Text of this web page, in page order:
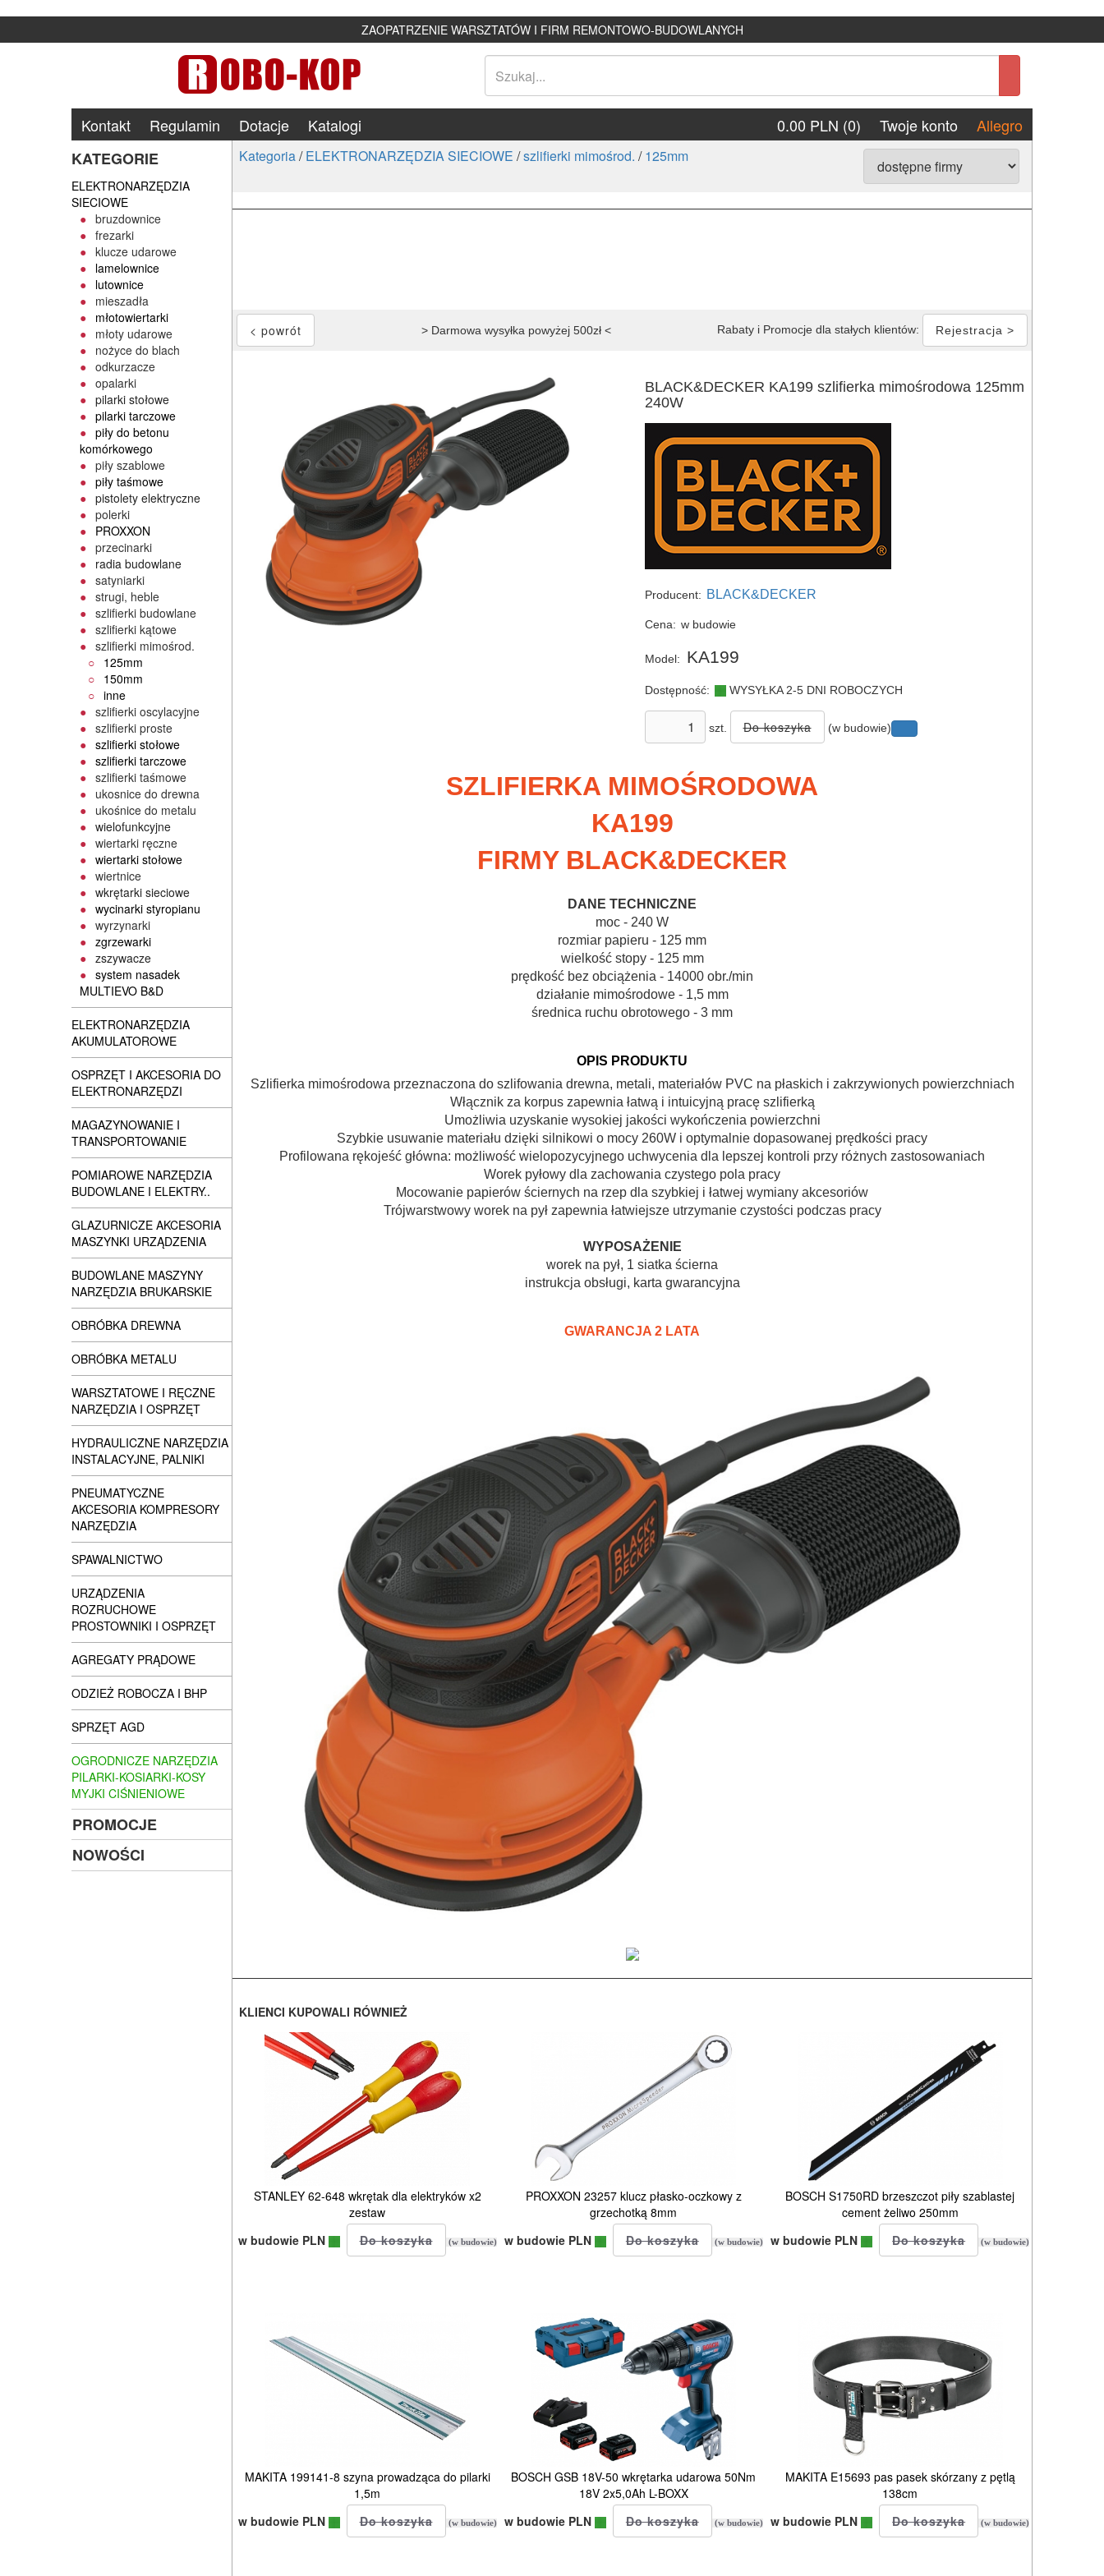
ZAOPATRZENIE WARSZTATÓW I FIRM REMONTOWO-BUDOWLANYCH
Kontakt Regulamin Dotacje Katalogi 0.00 PLN (0) Twoje konto
Allegro
KATEGORIE
ELEKTRONARZĘDZIA
SIECIOWE
bruzdownice
frezarki
klucze udarowe
lamelownice
lutownice
mieszadła
młotowiertarki
młoty udarowe
nożyce do blach
odkurzacze
opalarki
pilarki stołowe
pilarki tarczowe
piły do betonu
komórkowego
piły szablowe
piły taśmowe
pistolety elektryczne
polerki
PROXXON
przecinarki
radia budowlane
satyniarki
strugi, heble
szlifierki budowlane
szlifierki kątowe
szlifierki mimośrod.
125mm
150mm
inne
szlifierki oscylacyjne
szlifierki proste
szlifierki stołowe
szlifierki tarczowe
szlifierki taśmowe
ukosnice do drewna
ukośnice do metalu
wielofunkcyjne
wiertarki ręczne
wiertarki stołowe
wiertnice
wkrętarki sieciowe
wycinarki styropianu
wyrzynarki
zgrzewarki
zszywacze
system nasadek
MULTIEVO B&D
ELEKTRONARZĘDZIA
AKUMULATOROWE
OSPRZĘT I AKCESORIA DO
ELEKTRONARZĘDZI
MAGAZYNOWANIE I
TRANSPORTOWANIE
POMIAROWE NARZĘDZIA
BUDOWLANE I ELEKTRY..
GLAZURNICZE AKCESORIA
MASZYNKI URZĄDZENIA
BUDOWLANE MASZYNY
NARZĘDZIA BRUKARSKIE
OBRÓBKA DREWNA
OBRÓBKA METALU
WARSZTATOWE I RĘCZNE
NARZĘDZIA I OSPRZĘT
HYDRAULICZNE NARZĘDZIA
INSTALACYJNE, PALNIKI
PNEUMATYCZNE
AKCESORIA KOMPRESORY
NARZĘDZIA
SPAWALNICTWO
URZĄDZENIA
ROZRUCHOWE
PROSTOWNIKI I OSPRZĘT
AGREGATY PRĄDOWE
ODZIEŻ ROBOCZA I BHP
SPRZĘT AGD
OGRODNICZE NARZĘDZIA
PILARKI-KOSIARKI-KOSY
MYJKI CIŚNIENIOWE
PROMOCJE
NOWOŚCI
Kategoria/ELEKTRONARZĘDZIA SIECIOWE /szlifierki mimośrod. /125mm
> Darmowa wysyłka powyżej 500zł < Rabaty i Promocje dla stałych klientów: Rejestracja >
BLACK&DECKER KA199 szlifierka mimośrodowa 125mm
240W
Producent: BLACK&DECKER
Cena: w budowie
Model: KA199
Dostępność: WYSYŁKA 2-5 DNI ROBOCZYCH
szt. (w budowie)
SZLIFIERKA MIMOŚRODOWA
KA199
FIRMY BLACK&DECKER
DANE TECHNICZNE
moc - 240 W
rozmiar papieru - 125 mm
wielkość stopy - 125 mm
prędkość bez obciążenia - 14000 obr./min
działanie mimośrodowe - 1,5 mm
średnica ruchu obrotowego - 3 mm
OPIS PRODUKTU
Szlifierka mimośrodowa przeznaczona do szlifowania drewna, metali, materiałów PVC na płaskich i zakrzywionych powierzchniach
Włącznik za korpus zapewnia łatwą i intuicyjną pracę szlifierką
Umożliwia uzyskanie wysokiej jakości wykończenia powierzchni
Szybkie usuwanie materiału dzięki silnikowi o mocy 260W i optymalnie dopasowanej prędkości pracy
Profilowana rękojeść główna: możliwość wielopozycyjnego uchwycenia dla lepszej kontroli przy różnych zastosowaniach
Worek pyłowy dla zachowania czystego pola pracy
Mocowanie papierów ściernych na rzep dla szybkiej i łatwej wymiany akcesoriów
Trójwarstwowy worek na pył zapewnia łatwiejsze utrzymanie czystości podczas pracy
WYPOSAŻENIE
worek na pył, 1 siatka ścierna
instrukcja obsługi, karta gwarancyjna
GWARANCJA 2 LATA
KLIENCI KUPOWALI RÓWNIEŻ
STANLEY 62-648 wkrętak dla elektryków x2
zestaw
w budowie PLN
(w budowie)
PROXXON 23257 klucz płasko-oczkowy z
grzechotką 8mm
w budowie PLN
(w budowie)
BOSCH S1750RD brzeszczot piły szablastej
cement żeliwo 250mm
w budowie PLN
(w budowie)
MAKITA 199141-8 szyna prowadząca do pilarki
1,5m
w budowie PLN
(w budowie)
BOSCH GSB 18V-50 wkrętarka udarowa 50Nm
18V 2x5,0Ah L-BOXX
w budowie PLN
(w budowie)
MAKITA E15693 pas pasek skórzany z pętlą
138cm
w budowie PLN
(w budowie)